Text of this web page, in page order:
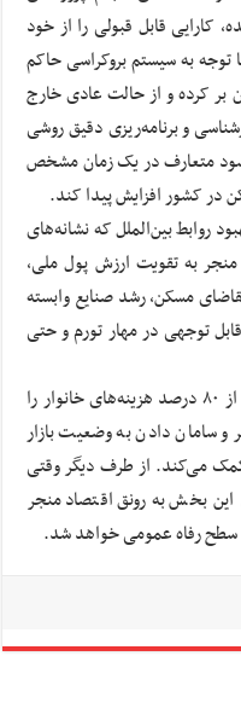
کارایی قابل قبولی را از خود
به سیستم بروکراسی حاکم
بر کرده و از حالت عادی خارج
و برنامه‌ریزی دقیق روشی
سود متعارف در یک زمان مشخص
در کشور افزایش پیدا کند.
روابط بین‌الملل که نشانه‌های
به تقویت ارزش پول ملی،
مسکن، رشد صنایع وابسته
توجهی در مهار تورم و حتی
مسکن برای برخی اقشار و مستاجران بیش از ۸۰ درصد هزینه‌های خانوار را
سامان دادن به وضعیت بازار
می‌کند. از طرف دیگر وقتی
این بخش به رونق اقتصاد منجر
سطح رفاه عمومی خواهد شد.